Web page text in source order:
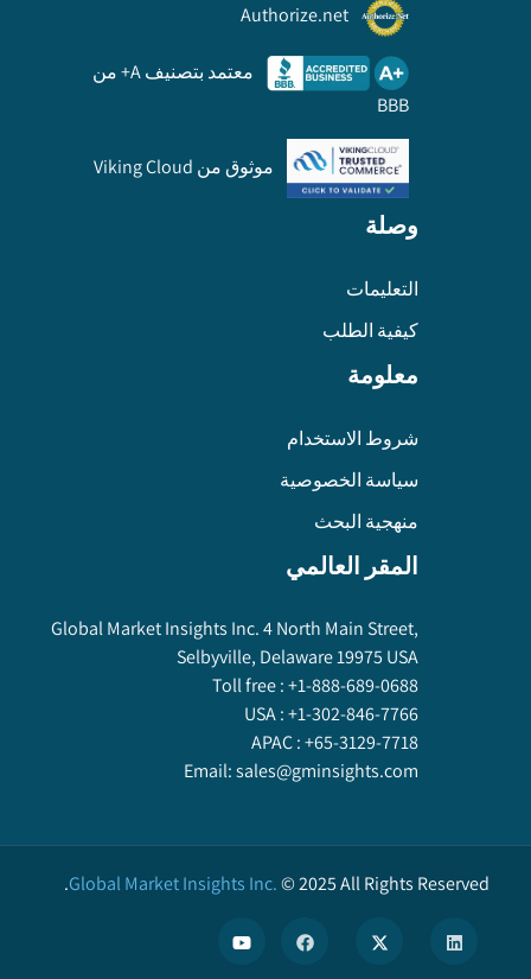
Authorize.net
معتمد بتصنيف A+ من
BBB
موثوق من Viking Cloud
وصلة
التعليمات
كيفية الطلب
معلومة
شروط الاستخدام
سياسة الخصوصية
منهجية البحث
المقر العالمي
Global Market Insights Inc. 4 North Main Street,
Selbyville, Delaware 19975 USA
Toll free :+1-888-689-0688
USA :+1-302-846-7766
APAC :+65-3129-7718
Email:sales@gminsights.com
Global Market Insights Inc.©2025All Rights Reserved.